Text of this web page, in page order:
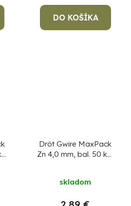
DO KOŠÍKA
Drôt Gwire MaxPack
Zn 4,0 mm, bal. 50 kg,
50 kg!
skladom